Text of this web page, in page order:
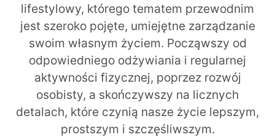
lifestylowy, którego tematem przewodnim
jest szeroko pojęte, umiejętne zarządzanie
swoim własnym życiem. Począwszy od
odpowiedniego odżywiania i regularnej
aktywności fizycznej, poprzez rozwój
osobisty, a skończywszy na licznych
detalach, które czynią nasze życie lepszym,
prostszym i szczęśliwszym.